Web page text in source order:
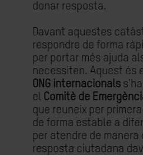
donar resposta.
Davant aquestes
respondre de forma
per portar més ajuda
necessiten. Aquest és
ONG internacionals
el Comitè de
que reuneix per
de forma estable a
per atendre de manera
resposta ciutadana